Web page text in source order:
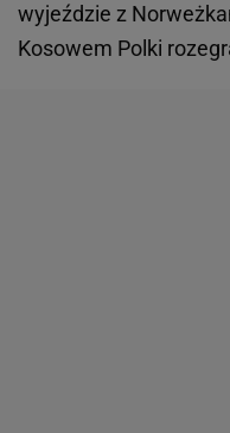
wyjeździe z
Kosowem Polki